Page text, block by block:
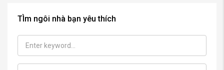
TÌm ngôi nhà bạn yêu thích